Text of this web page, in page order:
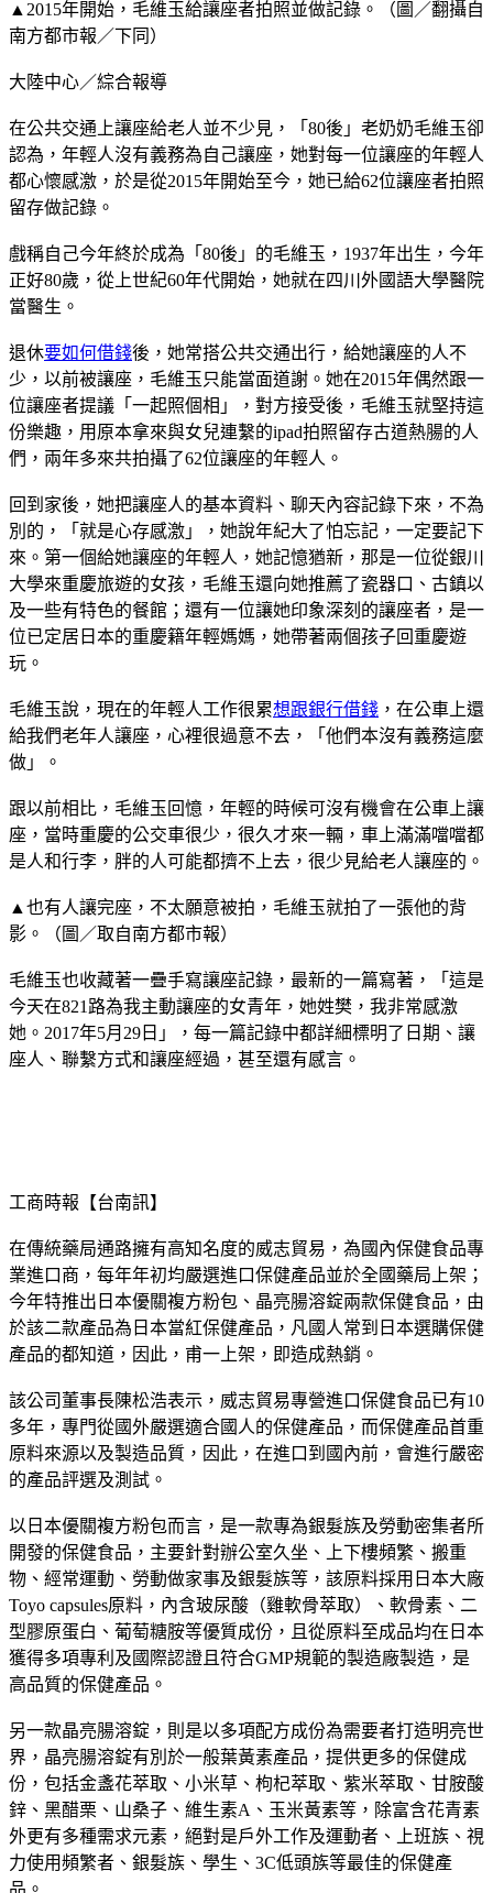
▲2015年開始，毛維玉給讓座者拍照並做記錄。（圖／翻攝自
南方都市報／下同）
大陸中心／綜合報導
在公共交通上讓座給老人並不少見，「80後」老奶奶毛維玉卻
認為，年輕人沒有義務為自己讓座，她對每一位讓座的年輕人
都心懷感激，於是從2015年開始至今，她已給62位讓座者拍照
留存做記錄。
戲稱自己今年終於成為「80後」的毛維玉，1937年出生，今年
正好80歲，從上世紀60年代開始，她就在四川外國語大學醫院
當醫生。
退休要如何借錢後，她常搭公共交通出行，給她讓座的人不
少，以前被讓座，毛維玉只能當面道謝。她在2015年偶然跟一
位讓座者提議「一起照個相」，對方接受後，毛維玉就堅持這
份樂趣，用原本拿來與女兒連繫的ipad拍照留存古道熱腸的人
們，兩年多來共拍攝了62位讓座的年輕人。
回到家後，她把讓座人的基本資料、聊天內容記錄下來，不為
別的，「就是心存感激」，她說年紀大了怕忘記，一定要記下
來。第一個給她讓座的年輕人，她記憶猶新，那是一位從銀川
大學來重慶旅遊的女孩，毛維玉還向她推薦了瓷器口、古鎮以
及一些有特色的餐館；還有一位讓她印象深刻的讓座者，是一
位已定居日本的重慶籍年輕媽媽，她帶著兩個孩子回重慶遊
玩。
毛維玉說，現在的年輕人工作很累想跟銀行借錢 ，在公車上還
給我們老年人讓座，心裡很過意不去，「他們本沒有義務這麼
做」。
跟以前相比，毛維玉回憶，年輕的時候可沒有機會在公車上讓
座，當時重慶的公交車很少，很久才來一輛，車上滿滿噹噹都
是人和行李，胖的人可能都擠不上去，很少見給老人讓座的。
▲也有人讓完座，不太願意被拍，毛維玉就拍了一張他的背
影。（圖／取自南方都市報）
毛維玉也收藏著一疊手寫讓座記錄，最新的一篇寫著，「這是
今天在821路為我主動讓座的女青年，她姓樊，我非常感激
她。2017年5月29日」，每一篇記錄中都詳細標明了日期、讓
座人、聯繫方式和讓座經過，甚至還有感言。
工商時報【台南訊】
在傳統藥局通路擁有高知名度的威志貿易，為國內保健食品專
業進口商，每年年初均嚴選進口保健產品並於全國藥局上架；
今年特推出日本優關複方粉包、晶亮腸溶錠兩款保健食品，由
於該二款產品為日本當紅保健產品，凡國人常到日本選購保健
產品的都知道，因此，甫一上架，即造成熱銷。
該公司董事長陳松浩表示，威志貿易專營進口保健食品已有10
多年，專門從國外嚴選適合國人的保健產品，而保健產品首重
原料來源以及製造品質，因此，在進口到國內前，會進行嚴密
的產品評選及測試。
以日本優關複方粉包而言，是一款專為銀髮族及勞動密集者所
開發的保健食品，主要針對辦公室久坐、上下樓頻繁、搬重
物、經常運動、勞動做家事及銀髮族等，該原料採用日本大廠
Toyo capsules原料，內含玻尿酸（雞軟骨萃取）、軟骨素、二
型膠原蛋白、葡萄糖胺等優質成份，且從原料至成品均在日本
獲得多項專利及國際認證且符合GMP規範的製造廠製造，是
高品質的保健產品。
另一款晶亮腸溶錠，則是以多項配方成份為需要者打造明亮世
界，晶亮腸溶錠有別於一般葉黃素產品，提供更多的保健成
份，包括金盞花萃取、小米草、枸杞萃取、紫米萃取、甘胺酸
鋅、黑醋栗、山桑子、維生素A、玉米黃素等，除富含花青素
外更有多種需求元素，絕對是戶外工作及運動者、上班族、視
力使用頻繁者、銀髮族、學生、3C低頭族等最佳的保健產
品。